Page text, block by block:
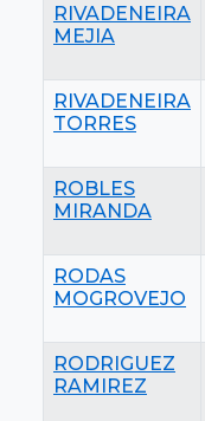
RIVADENEIRA
MEJIA
RIVADENEIRA
TORRES
ROBLES
MIRANDA
RODAS
MOGROVEJO
RODRIGUEZ
RAMIREZ